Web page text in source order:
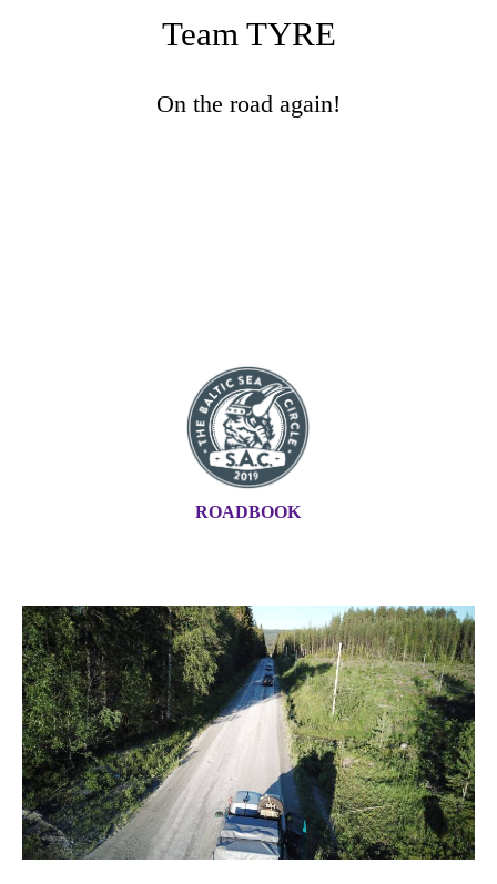
Team TYRE
On the road again!
ROADBOOK